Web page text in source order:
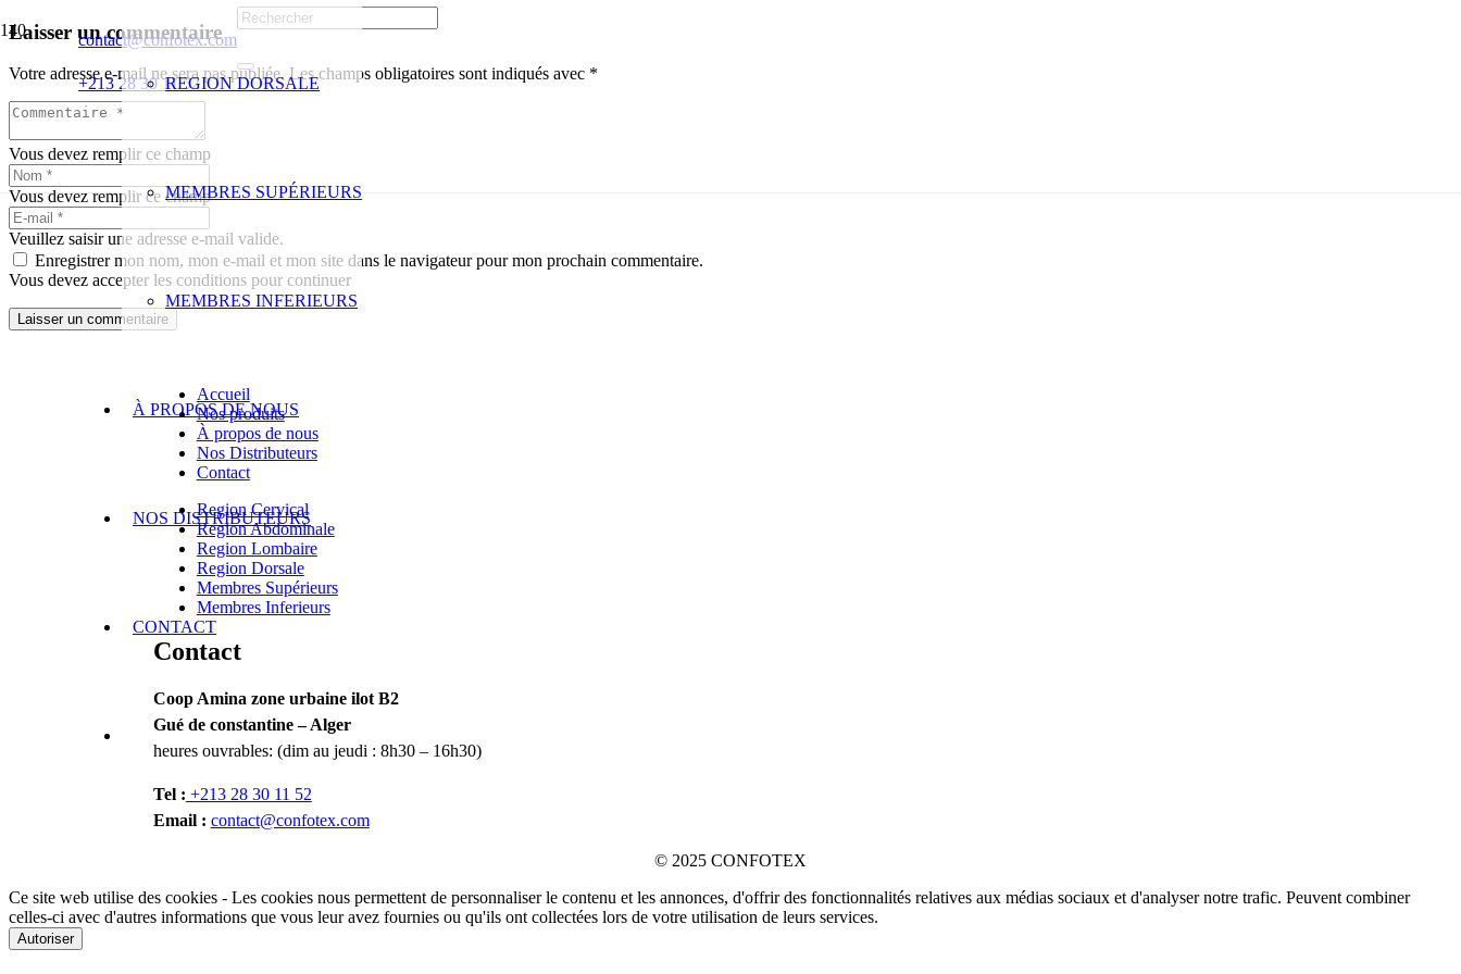
contact@confotex.com
+213 28 30 11 52REGION DORSALE
MEMBRES SUPÉRIEURS
MEMBRES INFERIEURS
À PROPOS DE NOUS
NOS DISTRIBUTEURS
CONTACT
Laisser un commentaire
Votre adresse e-mail ne sera pas publiée. Les champs obligatoires sont indiqués avec *
Vous devez remplir ce champ
Vous devez remplir ce champ
Veuillez saisir une adresse e-mail valide.
Enregistrer mon nom, mon e-mail et mon site dans le navigateur pour mon prochain commentaire.
Vous devez accepter les conditions pour continuer
Laisser un commentaire
Accueil
Nos produits
À propos de nous
Nos Distributeurs
Contact
Region Cervical
Region Abdominale
Region Lombaire
Region Dorsale
Membres Supérieurs
Membres Inferieurs
Contact
Coop Amina zone urbaine ilot B2
Gué de constantine – Alger
heures ouvrables: (dim au jeudi : 8h30 – 16h30)
Tel : +213 28 30 11 52
Email : contact@confotex.com
© 2025 CONFOTEX
Ce site web utilise des cookies - Les cookies nous permettent de personnaliser le contenu et les annonces, d'offrir des fonctionnalités relatives aux médias sociaux et d'analyser notre trafic. Peuvent combiner
celles-ci avec d'autres informations que vous leur avez fournies ou qu'ils ont collectées lors de votre utilisation de leurs services.
Autoriser